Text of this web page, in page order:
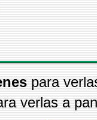
para
verlas a